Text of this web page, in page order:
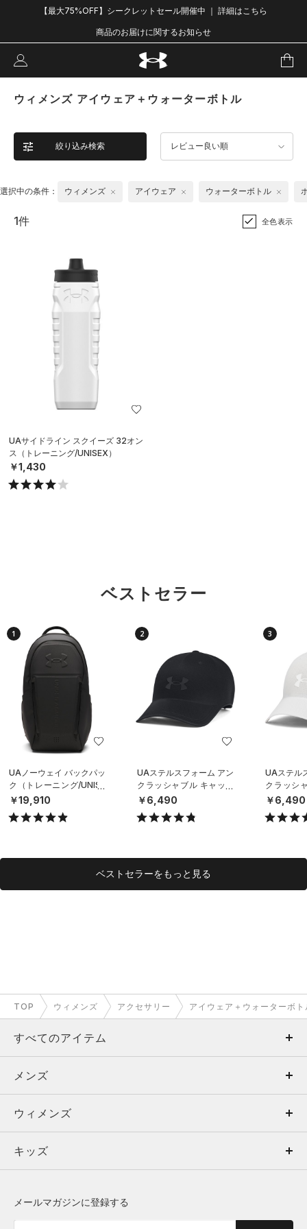
【最大75%OFF】シークレットセール開催中 ｜ 詳細はこちら
商品のお届けに関するお知らせ
ウィメンズ アイウェア＋ウォーターボトル
絞り込み検索 レビュー良い順
選択中の条件： ウィメンズ アイウェア ウォーターボトル
1件 全色表示
UAサイドライン スクイーズ 32オン
ス（トレーニング/UNISEX）
￥1,430
ベストセラー
1
UAノーウェイ バックパッ
ク（トレーニング/UNISE
X）
￥19,910
2
UAステルスフォーム アン
クラッシャブル キャップ
（ライフスタイル/UNISE
X）
￥6,490
3
UAステル
クラッシ
（ライフ
X）
￥6,490
ベストセラーをもっと見る
TOP ウィメンズ アクセサリー アイウェア＋ウォーターボト
すべてのアイテム
メンズ
ウィメンズ
キッズ
メンズ
トップス
ボトムス
ウィメンズ
トップス
キッズ
メールマガジンに登録する